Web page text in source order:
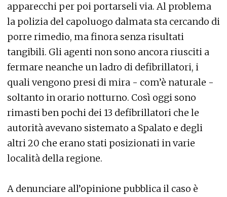
apparecchi per poi portarseli via. Al problema
la polizia del capoluogo dalmata sta cercando di
porre rimedio, ma finora senza risultati
tangibili. Gli agenti non sono ancora riusciti a
fermare neanche un ladro di defibrillatori, i
quali vengono presi di mira - com’è naturale -
soltanto in orario notturno. Così oggi sono
rimasti ben pochi dei 13 defibrillatori che le
autorità avevano sistemato a Spalato e degli
altri 20 che erano stati posizionati in varie
località della regione.
A denunciare all’opinione pubblica il caso è